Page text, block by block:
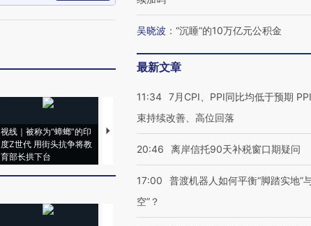
视线｜被称为“蟑螂”的印
度Z世代 用街头抗争将教
育部长拱下台
视线｜“入侵”还是“人道危
机”？难民潮撕裂西班牙
湖北宜昌局部短时降雨
128毫米 紧急转移近
4000人
吴晓波 ： “沉睡”的10万亿元公积金
最新文章
11:34 7月CPI、PPI同比均低于预期
束持续改善、高位回落
20:46 离岸信托90天补税窗口期疑问
17:00
普渡机器人如何平衡“脚踏实地”
空”？